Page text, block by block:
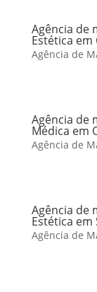
Agência de
Estética
Agência de
Agência de
Médica em
Agência de
Agência de
Estética em
Agência de